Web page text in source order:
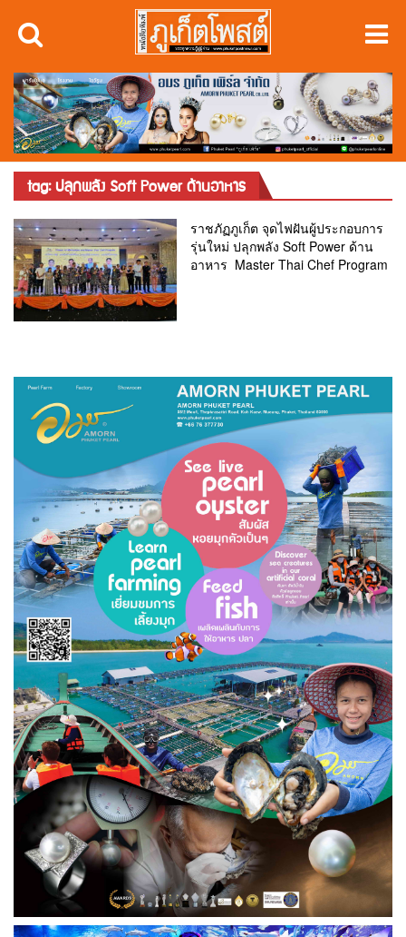
tag: ปลุกพลัง Soft Power ด้านอาหาร
ราชภัฏภูเก็ต จุดไฟฝันผู้ประกอบการ
รุ่นใหม่ ปลุกพลัง Soft Power ด้าน
อาหาร Master Thai Chef Program